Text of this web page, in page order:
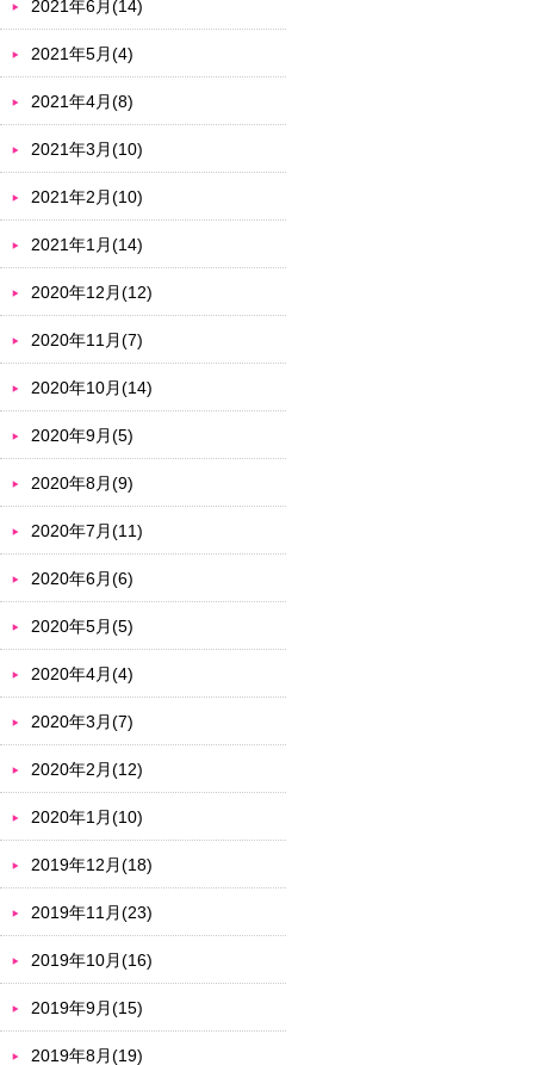
2021年6月(14)
2021年5月(4)
2021年4月(8)
2021年3月(10)
2021年2月(10)
2021年1月(14)
2020年12月(12)
2020年11月(7)
2020年10月(14)
2020年9月(5)
2020年8月(9)
2020年7月(11)
2020年6月(6)
2020年5月(5)
2020年4月(4)
2020年3月(7)
2020年2月(12)
2020年1月(10)
2019年12月(18)
2019年11月(23)
2019年10月(16)
2019年9月(15)
2019年8月(19)